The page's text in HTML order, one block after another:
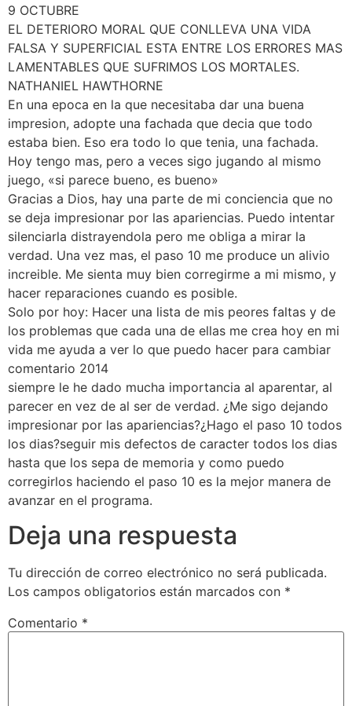
9 OCTUBRE
EL DETERIORO MORAL QUE CONLLEVA UNA VIDA
FALSA Y SUPERFICIAL ESTA ENTRE LOS ERRORES MAS
LAMENTABLES QUE SUFRIMOS LOS MORTALES.
NATHANIEL HAWTHORNE
En una epoca en la que necesitaba dar una buena
impresion, adopte una fachada que decia que todo
estaba bien. Eso era todo lo que tenia, una fachada.
Hoy tengo mas, pero a veces sigo jugando al mismo
juego, «si parece bueno, es bueno»
Gracias a Dios, hay una parte de mi conciencia que no
se deja impresionar por las apariencias. Puedo intentar
silenciarla distrayendola pero me obliga a mirar la
verdad. Una vez mas, el paso 10 me produce un alivio
increible. Me sienta muy bien corregirme a mi mismo, y
hacer reparaciones cuando es posible.
Solo por hoy: Hacer una lista de mis peores faltas y de
los problemas que cada una de ellas me crea hoy en mi
vida me ayuda a ver lo que puedo hacer para cambiar
comentario 2014
siempre le he dado mucha importancia al aparentar, al
parecer en vez de al ser de verdad. ¿Me sigo dejando
impresionar por las apariencias?¿Hago el paso 10 todos
los dias?seguir mis defectos de caracter todos los dias
hasta que los sepa de memoria y como puedo
corregirlos haciendo el paso 10 es la mejor manera de
avanzar en el programa.
Deja una respuesta
Tu dirección de correo electrónico no será publicada.
Los campos obligatorios están marcados con *
Comentario *